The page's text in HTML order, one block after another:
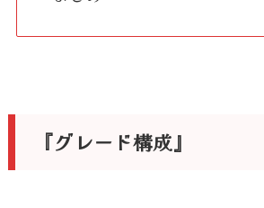
『グレード構成』